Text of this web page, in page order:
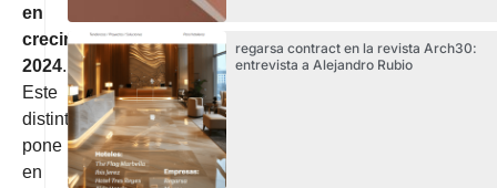
en
crecimiento
2024.
Este
distintivo
pone
en
regarsa contract en la revista Arch30:
entrevista a Alejandro Rubio